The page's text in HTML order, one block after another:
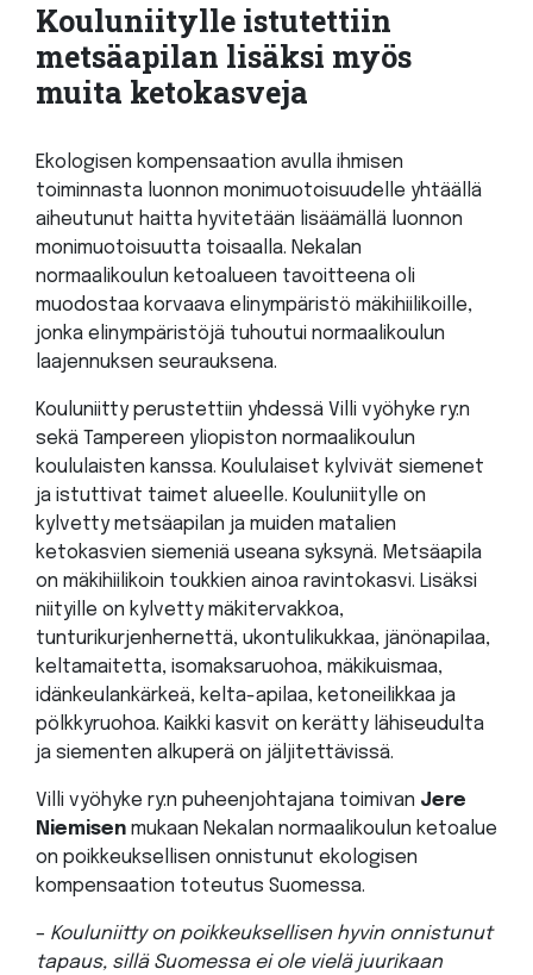
Kouluniitylle istutettiin
metsäapilan lisäksi myös
muita ketokasveja
Ekologisen kompensaation avulla ihmisen
toiminnasta luonnon monimuotoisuudelle yhtäällä
aiheutunut haitta hyvitetään lisäämällä luonnon
monimuotoisuutta toisaalla. Nekalan
normaalikoulun ketoalueen tavoitteena oli
muodostaa korvaava elinympäristö mäkihiilikoille,
jonka elinympäristöjä tuhoutui normaalikoulun
laajennuksen seurauksena.
Kouluniitty perustettiin yhdessä Villi vyöhyke ry:n
sekä Tampereen yliopiston normaalikoulun
koululaisten kanssa. Koululaiset kylvivät siemenet
ja istuttivat taimet alueelle. Kouluniitylle on
kylvetty metsäapilan ja muiden matalien
ketokasvien siemeniä useana syksynä. Metsäapila
on mäkihiilikoin toukkien ainoa ravintokasvi. Lisäksi
niityille on kylvetty mäkitervakkoa,
tunturikurjenhernettä, ukontulikukkaa, jänönapilaa,
keltamaitetta, isomaksaruohoa, mäkikuismaa,
idänkeulankärkeä, kelta-apilaa, ketoneilikkaa ja
pölkkyruohoa. Kaikki kasvit on kerätty lähiseudulta
ja siementen alkuperä on jäljitettävissä.
Villi vyöhyke ry:n puheenjohtajana toimivan Jere
Niemisen mukaan Nekalan normaalikoulun ketoalue
on poikkeuksellisen onnistunut ekologisen
kompensaation toteutus Suomessa.
– Kouluniitty on poikkeuksellisen hyvin onnistunut
tapaus, sillä Suomessa ei ole vielä juurikaan